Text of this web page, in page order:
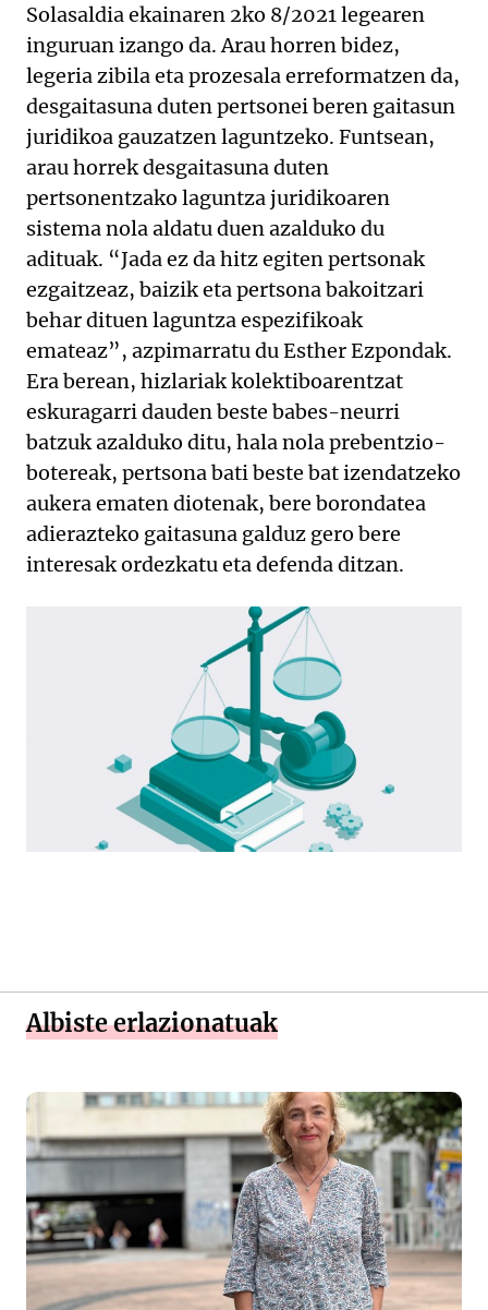
Solasaldia ekainaren 2ko 8/2021 legearen
inguruan izango da. Arau horren bidez,
legeria zibila eta prozesala erreformatzen da,
desgaitasuna duten pertsonei beren gaitasun
juridikoa gauzatzen laguntzeko. Funtsean,
arau horrek desgaitasuna duten
pertsonentzako laguntza juridikoaren
sistema nola aldatu duen azalduko du
adituak. “Jada ez da hitz egiten pertsonak
ezgaitzeaz, baizik eta pertsona bakoitzari
behar dituen laguntza espezifikoak
emateaz”, azpimarratu du Esther Ezpondak.
Era berean, hizlariak kolektiboarentzat
eskuragarri dauden beste babes-neurri
batzuk azalduko ditu, hala nola prebentzio-
botereak, pertsona bati beste bat izendatzeko
aukera ematen diotenak, bere borondatea
adierazteko gaitasuna galduz gero bere
interesak ordezkatu eta defenda ditzan.
Albiste erlazionatuak